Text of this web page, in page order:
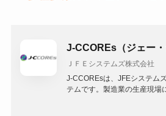
J-CCOREs（ジェー・
ＪＦＥシステムズ株式会社
J-CCOREsは、JFEシステム
テムです。製造業の生産現場
理、原価計算など、製造業